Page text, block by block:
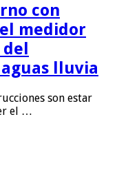
con
medidor
lluvia
son estar
el …